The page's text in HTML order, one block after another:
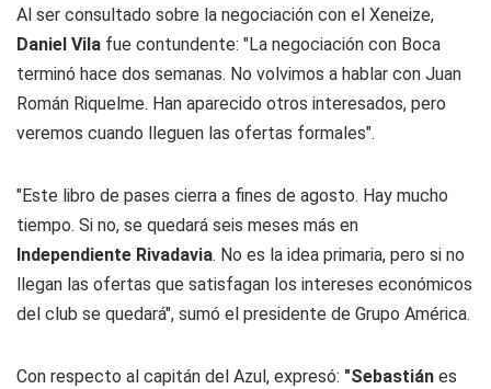
Al ser consultado sobre la negociación con el Xeneize,
Daniel Vila fue contundente: "La negociación con Boca
terminó hace dos semanas. No volvimos a hablar con Juan
Román Riquelme. Han aparecido otros interesados, pero
veremos cuando lleguen las ofertas formales".
"Este libro de pases cierra a fines de agosto. Hay mucho
tiempo. Si no, se quedará seis meses más en
Independiente Rivadavia. No es la idea primaria, pero si no
llegan las ofertas que satisfagan los intereses económicos
del club se quedará", sumó el presidente de Grupo América.
Con respecto al capitán del Azul, expresó: "Sebastián es